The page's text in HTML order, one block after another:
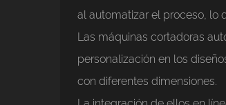
al automatizar el proceso, lo
Las máquinas cortadoras
personalización en los
con diferentes dimensiones.